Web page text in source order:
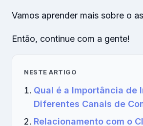
Vamos aprender mais sobre o
Então, continue com a gente!
NESTE ARTIGO
Qual é a Importância de
Diferentes Canais de
Relacionamento com o